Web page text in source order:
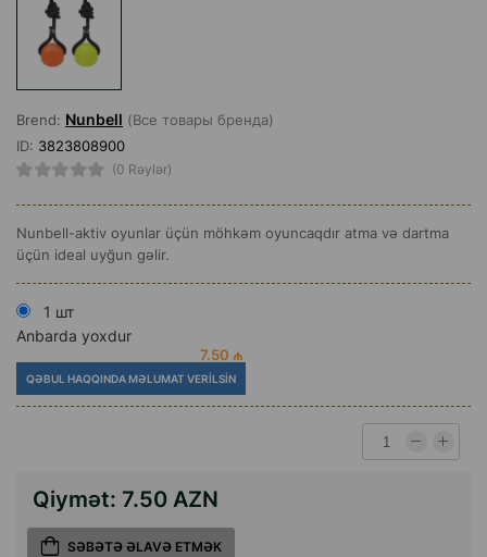
Brend: Nunbell (Все товары бренда)
ID: 3823808900
(0 Rəylər)
Nunbell-aktiv oyunlar üçün möhkəm oyuncaqdır atma və dartma
üçün ideal uyğun gəlir.
1 шт
Anbarda yoxdur
7.50 ₼
QƏBUL HAQQINDA MƏLUMAT VERILSIN
Qiymət: 7.50 AZN
SƏBƏTƏ ƏLAVƏ ETMƏK